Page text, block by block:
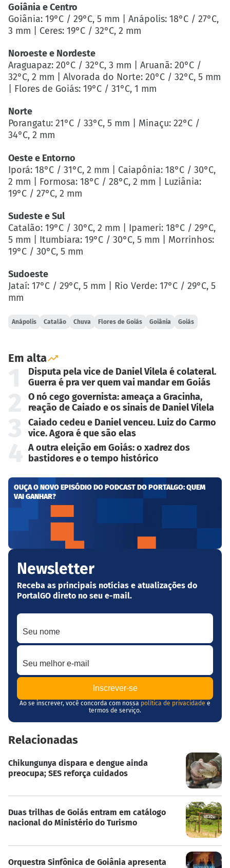
Goiânia e Centro
Goiânia: 19°C / 29°C, 5 mm | Anápolis: 18°C / 27°C,
3 mm | Ceres: 19°C / 32°C, 2 mm
Noroeste e Nordeste
Araguapaz: 20°C / 32°C, 3 mm | Aruanã: 20°C /
32°C, 2 mm | Alvorada do Norte: 20°C / 32°C, 5 mm
| Flores de Goiás: 19°C / 31°C, 1 mm
Norte
Porangatu: 21°C / 33°C, 5 mm | Minaçu: 22°C /
34°C, 2 mm
Oeste e Entorno
Iporá: 18°C / 31°C, 2 mm | Caiapônia: 18°C / 30°C,
2 mm | Formosa: 18°C / 28°C, 2 mm | Luziânia:
19°C / 27°C, 2 mm
Sudeste e Sul
Catalão: 19°C / 30°C, 2 mm | Ipameri: 18°C / 29°C,
5 mm | Itumbiara: 19°C / 30°C, 5 mm | Morrinhos:
19°C / 30°C, 5 mm
Sudoeste
Jataí: 17°C / 29°C, 5 mm | Rio Verde: 17°C / 29°C, 5
mm
Anápolis Catalão Chuva Flores de Goiás Goiânia Goiás
Em alta
Disputa pela vice de Daniel Vilela é colateral.
Guerra é pra ver quem vai mandar em Goiás
O nó cego governista: ameaça a Gracinha,
reação de Caiado e os sinais de Daniel Vilela
Caiado cedeu e Daniel venceu. Luiz do Carmo
vice. Agora é que são elas
A outra eleição em Goiás: o xadrez dos
bastidores e o tempo histórico
OUÇA O NOVO EPISÓDIO DO PODCAST DO PORTALGO: QUEM
VAI GANHAR?
Newsletter
Receba as principais notícias e atualizações do
PortalGO direto no seu e-mail.
Seu nome
Seu melhor e-mail
Ao se inscrever, você concorda com nossa política de privacidade e
termos de serviço.
Relacionadas
Chikungunya dispara e dengue ainda
preocupa; SES reforça cuidados
Duas trilhas de Goiás entram em catálogo
nacional do Ministério do Turismo
Orquestra Sinfônica de Goiânia apresenta